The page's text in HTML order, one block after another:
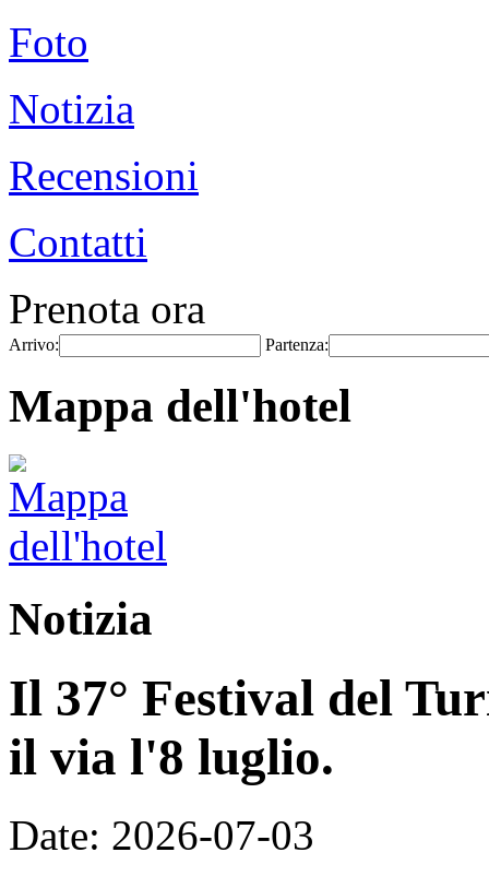
Foto
Notizia
Recensioni
Contatti
Prenota ora
Arrivo: Partenza:
Mappa dell'hotel
Notizia
Il 37° Festival del
il via l'8 luglio.
Date: 2026-07-03